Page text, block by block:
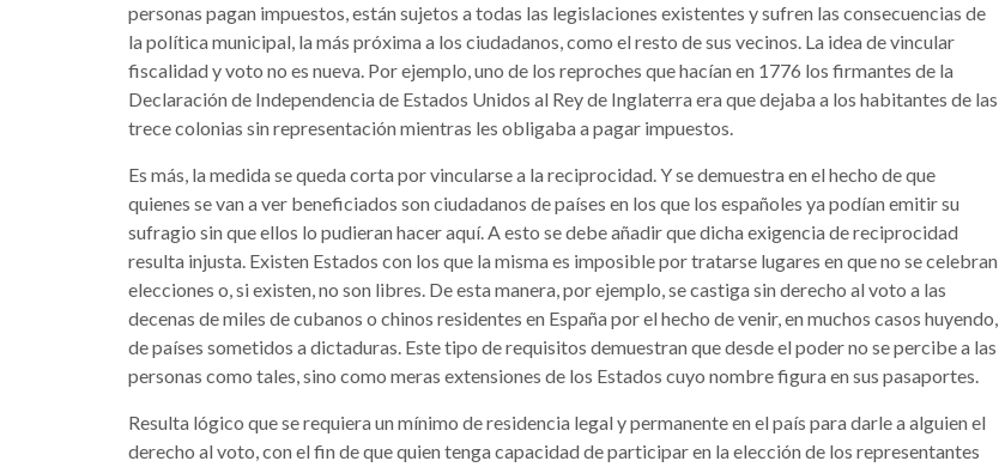
personas pagan impuestos, están sujetos a todas las legislaciones existentes y sufren las consecuencias de
la política municipal, la más próxima a los ciudadanos, como el resto de sus vecinos. La idea de vincular
fiscalidad y voto no es nueva. Por ejemplo, uno de los reproches que hacían en 1776 los firmantes de la
Declaración de Independencia de Estados Unidos al Rey de Inglaterra era que dejaba a los habitantes de las
trece colonias sin representación mientras les obligaba a pagar impuestos.
Es más, la medida se queda corta por vincularse a la reciprocidad. Y se demuestra en el hecho de que
quienes se van a ver beneficiados son ciudadanos de países en los que los españoles ya podían emitir su
sufragio sin que ellos lo pudieran hacer aquí. A esto se debe añadir que dicha exigencia de reciprocidad
resulta injusta. Existen Estados con los que la misma es imposible por tratarse lugares en que no se celebran
elecciones o, si existen, no son libres. De esta manera, por ejemplo, se castiga sin derecho al voto a las
decenas de miles de cubanos o chinos residentes en España por el hecho de venir, en muchos casos huyendo,
de países sometidos a dictaduras. Este tipo de requisitos demuestran que desde el poder no se percibe a las
personas como tales, sino como meras extensiones de los Estados cuyo nombre figura en sus pasaportes.
Resulta lógico que se requiera un mínimo de residencia legal y permanente en el país para darle a alguien el
derecho al voto, con el fin de que quien tenga capacidad de participar en la elección de los representantes